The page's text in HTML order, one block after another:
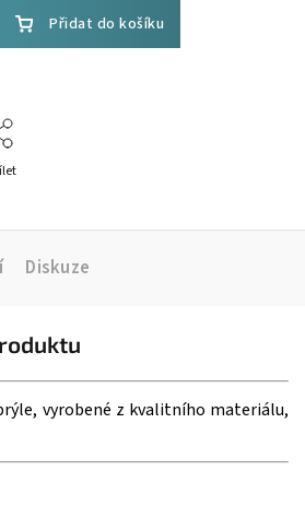
Přidat do košíku
Diskuze
vyrobené z kvalitního materiálu,